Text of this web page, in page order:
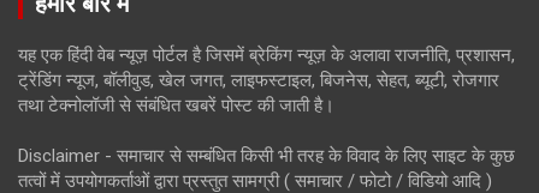
यह एक हिंदी वेब न्यूज़ पोर्टल है जिसमें ब्रेकिंग न्यूज़ के अलावा राजनीति, प्रशासन,
ट्रेंडिंग न्यूज, बॉलीवुड, खेल जगत, लाइफस्टाइल, बिजनेस, सेहत, ब्यूटी, रोजगार
तथा टेक्नोलॉजी से संबंधित खबरें पोस्ट की जाती है।
Disclaimer - समाचार से सम्बंधित किसी भी तरह के विवाद के लिए साइट के कुछ
तत्वों में उपयोगकर्ताओं द्वारा प्रस्तुत सामग्री ( समाचार / फोटो / विडियो आदि )